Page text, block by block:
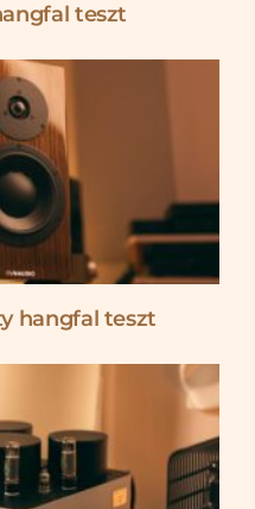
teszt
hangfal teszt